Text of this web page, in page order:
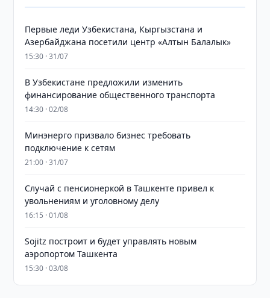
Первые леди Узбекистана, Кыргызстана и
Азербайджана посетили центр «Алтын Балалык»
15:30 · 31/07
В Узбекистане предложили изменить
финансирование общественного транспорта
14:30 · 02/08
Минэнерго призвало бизнес требовать
подключение к сетям
21:00 · 31/07
Случай с пенсионеркой в Ташкенте привел к
увольнениям и уголовному делу
16:15 · 01/08
Sojitz построит и будет управлять новым
аэропортом Ташкента
15:30 · 03/08